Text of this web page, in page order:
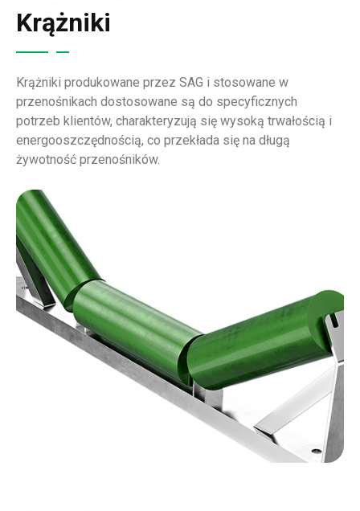
Krążniki
Krążniki produkowane przez SAG i stosowane w
przenośnikach dostosowane są do specyficznych
potrzeb klientów, charakteryzują się wysoką trwałością i
energooszczędnością, co przekłada się na długą
żywotność przenośników.